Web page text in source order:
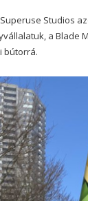
Superuse Studios
a Blade
bútorrá.